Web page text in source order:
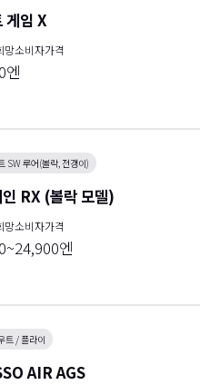
게임 X
망소비자가격
엔
SW 루어(볼락, 전갱이)
RX (볼락 모델)
망소비자가격
엔
트 / 플라이
AIR AGS